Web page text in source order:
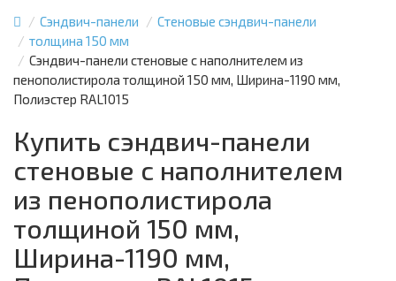
Сэндвич-панели
Стеновые сэндвич-панели
толщина 150 мм
Сэндвич-панели стеновые с наполнителем из
пенополистирола толщиной 150 мм, Ширина-1190 мм,
Полиэстер RAL1015
Купить сэндвич-панели
стеновые с наполнителем
из пенополистирола
толщиной 150 мм,
Ширина-1190 мм,